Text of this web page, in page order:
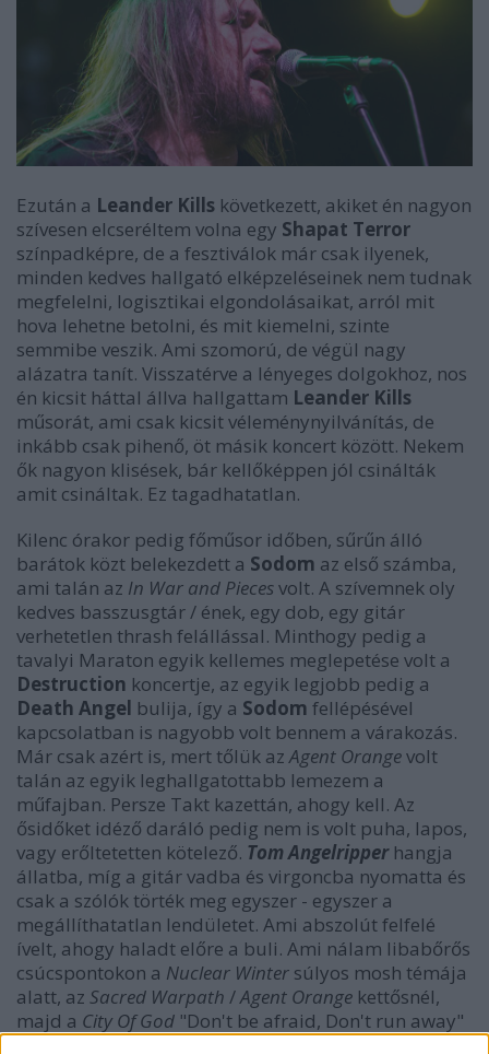
Ezután a Leander Kills következett, akiket én nagyon
szívesen elcseréltem volna egy Shapat Terror
színpadképre, de a fesztiválok már csak ilyenek,
minden kedves hallgató elképzeléseinek nem tudnak
megfelelni, logisztikai elgondolásaikat, arról mit
hova lehetne betolni, és mit kiemelni, szinte
semmibe veszik. Ami szomorú, de végül nagy
alázatra tanít. Visszatérve a lényeges dolgokhoz, nos
én kicsit háttal állva hallgattam Leander Kills
műsorát, ami csak kicsit véleménynyilvánítás, de
inkább csak pihenő, öt másik koncert között. Nekem
ők nagyon klisések, bár kellőképpen jól csinálták
amit csináltak. Ez tagadhatatlan.
Kilenc órakor pedig főműsor időben, sűrűn álló
barátok közt belekezdett a Sodom az első számba,
ami talán az In War and Piecesvolt. A szívemnek oly
kedves basszusgtár / ének, egy dob, egy gitár
verhetetlen thrash felállással. Minthogy pedig a
tavalyi Maraton egyik kellemes meglepetése volt a
Destruction koncertje, az egyik legjobb pedig a
Death Angel bulija, így a Sodom fellépésével
kapcsolatban is nagyobb volt bennem a várakozás.
Már csak azért is, mert tőlük azAgent Orangevolt
talán az egyik leghallgatottabb lemezem a
műfajban. Persze Takt kazettán, ahogy kell. Az
ősidőket idéző daráló pedig nem is volt puha, lapos,
vagy erőltetetten kötelező. Tom Angelripperhangja
állatba, míg a gitár vadba és virgoncba nyomatta és
csak a szólók törték meg egyszer - egyszer a
megállíthatatlan lendületet. Ami abszolút felfelé
ívelt, ahogy haladt előre a buli. Ami nálam libabőrős
csúcspontokon a Nuclear Winter súlyos mosh témája
alatt, az Sacred Warpath /Agent Orange kettősnél,
majd a City Of God "Don't be afraid, Don't run away"